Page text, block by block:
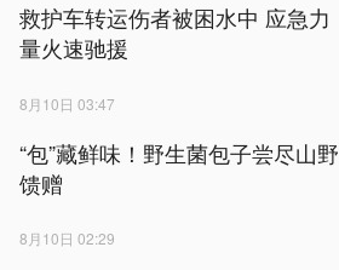
救护车转运伤者被困水中 应急力
量火速驰援
8月10日 03:47
“包”藏鲜味！野生菌包子尝尽山野
馈赠
8月10日 02:29